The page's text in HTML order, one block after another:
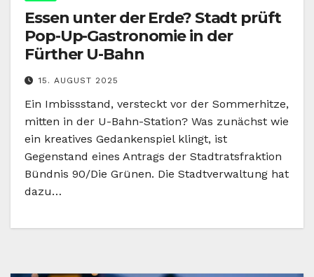
Essen unter der Erde? Stadt prüft
Pop-Up-Gastronomie in der
Fürther U-Bahn
15. AUGUST 2025
Ein Imbissstand, versteckt vor der Sommerhitze,
mitten in der U-Bahn-Station? Was zunächst wie
ein kreatives Gedankenspiel klingt, ist
Gegenstand eines Antrags der Stadtratsfraktion
Bündnis 90/Die Grünen. Die Stadtverwaltung hat
dazu…